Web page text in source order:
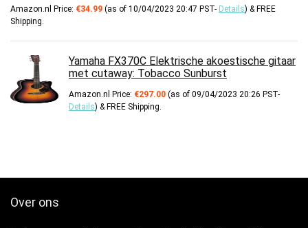
Amazon.nl Price: €34.99 (as of 10/04/2023 20:47 PST- Details) & FREE
Shipping.
Yamaha FX370C Elektrische akoestische gitaar
met cutaway: Tobacco Sunburst
Amazon.nl Price: €297.00 (as of 09/04/2023 20:26 PST-
Details) & FREE Shipping.
Over ons